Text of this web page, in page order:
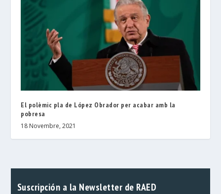
El polèmic pla de López Obrador per acabar amb la
pobresa
18 Novembre, 2021
Suscripción a la Newsletter de RAED